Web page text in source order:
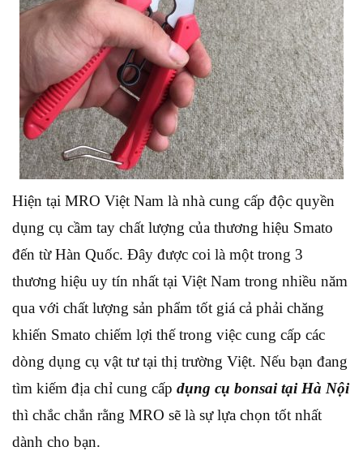
Hiện tại MRO Việt Nam là nhà cung cấp độc quyền
dụng cụ cầm tay chất lượng của thương hiệu Smato
đến từ Hàn Quốc. Đây được coi là một trong 3
thương hiệu uy tín nhất tại Việt Nam trong nhiều năm
qua với chất lượng sản phẩm tốt giá cả phải chăng
khiến Smato chiếm lợi thế trong việc cung cấp các
dòng dụng cụ vật tư tại thị trường Việt. Nếu bạn đang
tìm kiếm địa chỉ cung cấp dụng cụ bonsai tại Hà Nội
thì chắc chắn rằng MRO sẽ là sự lựa chọn tốt nhất
dành cho bạn.